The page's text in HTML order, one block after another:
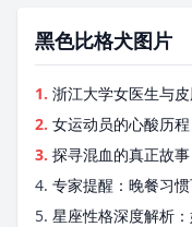
黑色比格犬图片
1. 浙江大学女医生与
2. 女运动员的心酸历
3. 探寻混血的真正故事
4. 专家提醒：晚餐习
5. 星座性格深度解析